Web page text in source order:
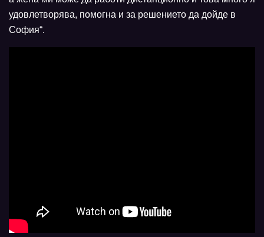
удовлетворява, помогна и за решението да дойде в
София“.